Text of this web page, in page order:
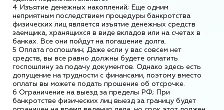
4 Изъятие денежных накоплений; Еще одним
неприятным последствием процедуры банкротства
физических лиц является изъятие денежных средств
заемщика, хранящихся в виде вкладов или на счетах в
банках. Все они пойдут на погашение долга.
5 Оплата госпошлин; Даже если у вас совсем нет
средств, вы все равно должны будете оплатить
госпошлину за подачу документов. Однако здесь есть
допущение на трудности с финансами, поэтому вместо
оплаты вы можете подать прошение об отсрочке.
6 Ограничение на выезд за пределы РФ; При
банкротстве физических лиц выезд за границу будет